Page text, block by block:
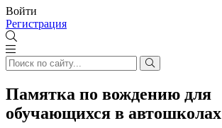
Войти
Регистрация
Памятка по вождению для
обучающихся в автошколах